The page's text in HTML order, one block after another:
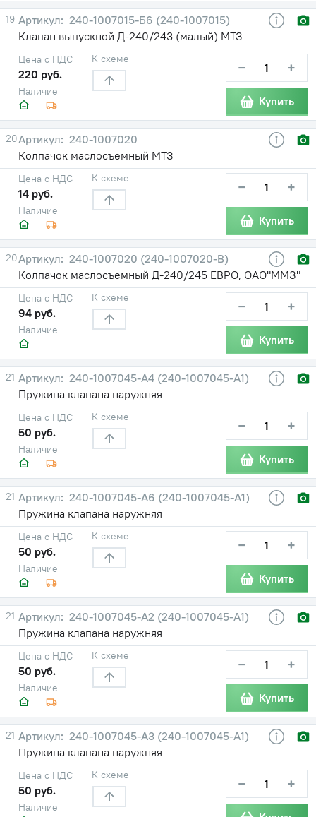
19
240-1007015-Б6 (240-1007015)
Клапан выпускной Д-240/243 (малый) МТЗ
Наличие
Цена с НДС
220 руб.
К схеме − +
Купить
20
240-1007020
Колпачок маслосъемный МТЗ
Наличие
Цена с НДС
14 руб.
К схеме − +
Купить
20
240-1007020 (240-1007020-В)
Колпачок маслосъемный Д-240/245 ЕВРО, ОАО"ММЗ"
Наличие
Цена с НДС
94 руб.
К схеме − +
Купить
21
240-1007045-А4 (240-1007045-А1)
Пружина клапана наружняя
Наличие
Цена с НДС
50 руб.
К схеме − +
Купить
21
240-1007045-А6 (240-1007045-А1)
Пружина клапана наружняя
Наличие
Цена с НДС
50 руб.
К схеме − +
Купить
21
240-1007045-А2 (240-1007045-А1)
Пружина клапана наружняя
Наличие
Цена с НДС
50 руб.
К схеме − +
Купить
21
240-1007045-А3 (240-1007045-А1)
Пружина клапана наружняя
Наличие
Цена с НДС
50 руб.
К схеме − +